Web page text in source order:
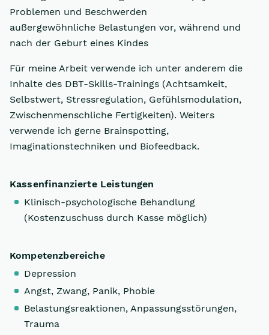
Problemen und Beschwerden
außergewöhnliche Belastungen vor, während und
nach der Geburt eines Kindes
Für meine Arbeit verwende ich unter anderem die
Inhalte des DBT-Skills-Trainings (Achtsamkeit,
Selbstwert, Stressregulation, Gefühlsmodulation,
Zwischenmenschliche Fertigkeiten). Weiters
verwende ich gerne Brainspotting,
Imaginationstechniken und Biofeedback.
Kassenfinanzierte Leistungen
Klinisch-psychologische Behandlung
(Kostenzuschuss durch Kasse möglich)
Kompetenzbereiche
Depression
Angst, Zwang, Panik, Phobie
Belastungsreaktionen, Anpassungsstörungen,
Trauma